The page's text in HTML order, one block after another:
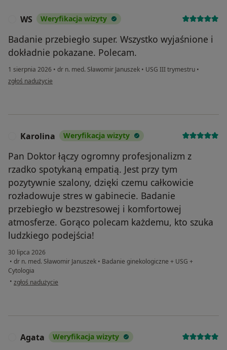
WS Weryfikacja wizyty
Badanie przebiegło super. Wszystko wyjaśnione i
dokładnie pokazane. Polecam.
1 sierpnia 2026 • dr n. med. Sławomir Januszek • USG III trymestru •
w opinii użytkownika WS
zgłoś nadużycie
Karolina Weryfikacja wizyty
Pan Doktor łączy ogromny profesjonalizm z
rzadko spotykaną empatią. Jest przy tym
pozytywnie szalony, dzięki czemu całkowicie
rozładowuje stres w gabinecie. Badanie
przebiegło w bezstresowej i komfortowej
atmosferze. Gorąco polecam każdemu, kto szuka
ludzkiego podejścia!
30 lipca 2026
• dr n. med. Sławomir Januszek • Badanie ginekologiczne + USG +
Cytologia
• w opinii użytkownika Karolina
zgłoś nadużycie
Agata Weryfikacja wizyty